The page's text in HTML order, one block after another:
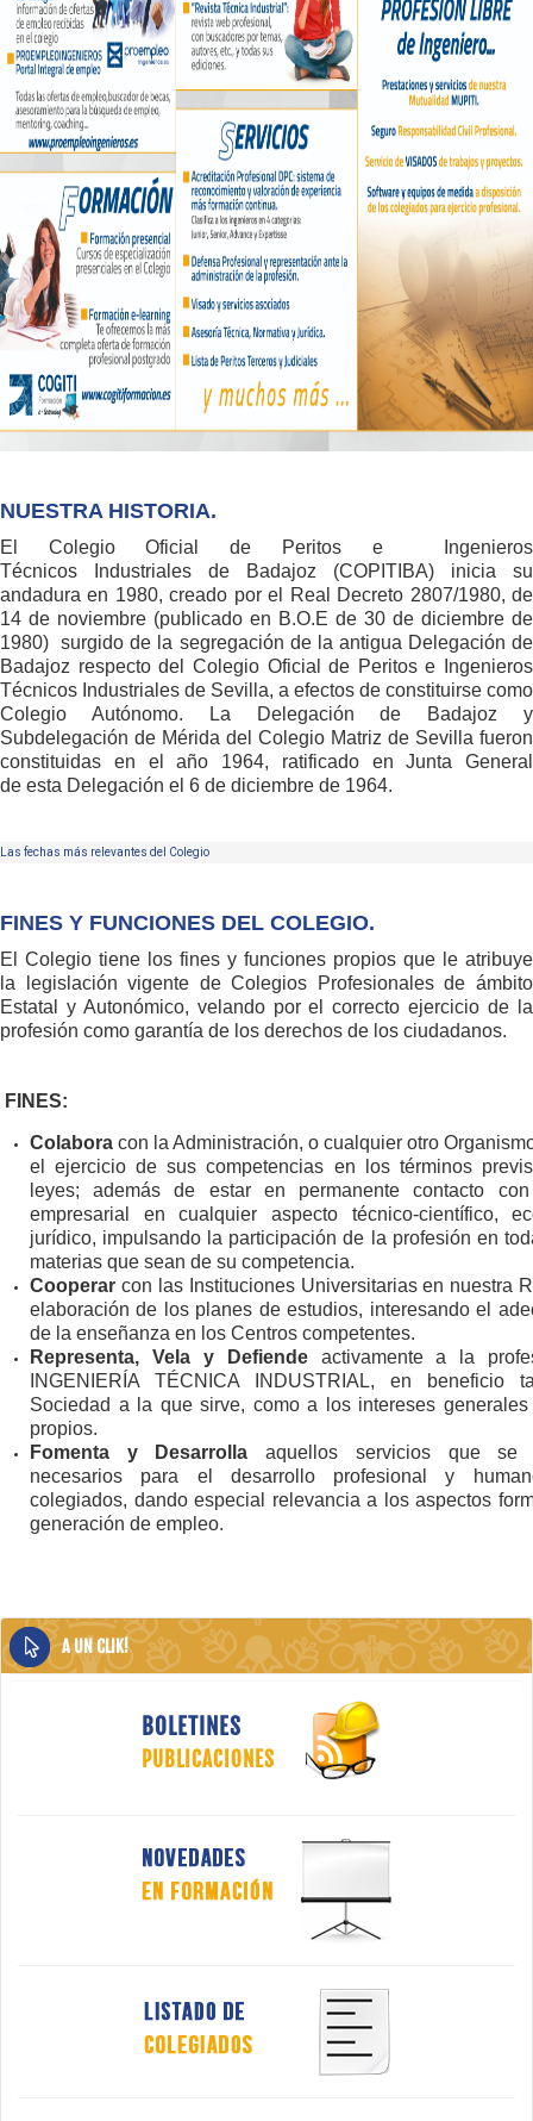
NUESTRA HISTORIA.
El Colegio Oficial de Peritos e Ingenieros
Técnicos Industriales de Badajoz (COPITIBA) inicia su
andadura en 1980, creado por el Real Decreto 2807/1980, de
14 de noviembre (publicado en B.O.E de 30 de diciembre de
1980) surgido de la segregación de la antigua Delegación de
Badajoz respecto del Colegio Oficial de Peritos e Ingenieros
Técnicos Industriales de Sevilla, a efectos de constituirse como
Colegio Autónomo. La Delegación de Badajoz y
Subdelegación de Mérida del Colegio Matriz de Sevilla fueron
constituidas en el año 1964, ratificado en Junta General
de esta Delegación el 6 de diciembre de 1964.
Las fechas más relevantes del Colegio
FINES Y FUNCIONES DEL COLEGIO.
El Colegio tiene los fines y funciones propios que le atribuye
la legislación vigente de Colegios Profesionales de ámbito
Estatal y Autonómico, velando por el correcto ejercicio de la
profesión como garantía de los derechos de los ciudadanos.
FINES:
Colabora con la Administración, o cualquier otro
el ejercicio de sus competencias en los términos
leyes; además de estar en permanente contacto
empresarial en cualquier aspecto técnico-científico,
jurídico, impulsando la participación de la profesión en
materias que sean de su competencia.
Cooperar con las Instituciones Universitarias en nuestra
elaboración de los planes de estudios, interesando el
de la enseñanza en los Centros competentes.
Representa, Vela y Defiendeactivamente a la
INGENIERÍA TÉCNICA INDUSTRIAL, en beneficio
Sociedad a la que sirve, como a los intereses
propios.
Fomenta y Desarrolla aquellos servicios que se
necesarios para el desarrollo profesional y
colegiados, dando especial relevancia a los aspectos
generación de empleo.
A UN CLIK!